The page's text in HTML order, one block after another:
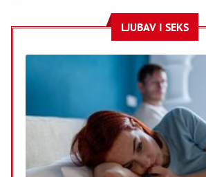
LJUBAV I SEKS